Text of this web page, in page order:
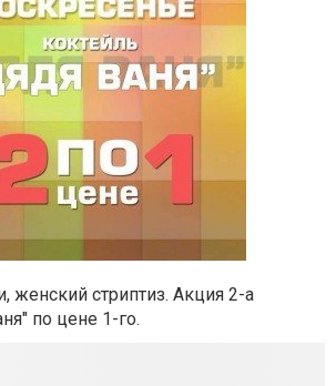
женский стриптиз. Акция 2-а
по цене 1-го.